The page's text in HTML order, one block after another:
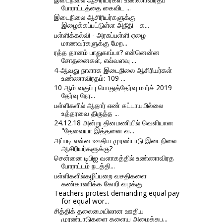
போராட்டத்தை கைவிட ...
இடைநிலை ஆசிரியர்களுக்கு
இழைக்கப்பட்டுள்ள அநீதி - க...
பள்ளிக்கல்வி - அரசுப்பள்ளி ஏழை
மாணவர்களுக்கு மேற...
ரத்த தானம் பாதுகாப்பா? என்னென்ன
சோதனைகள், எவ்வளவு ...
4-ஆவது நாளாக இடைநிலை ஆசிரியர்கள்
உண்ணாவிரதம்: 109 ...
10 ஆம் வகுப்பு பொதுத்தேர்வு மார்ச் 2019
தேர்வு நேர...
பள்ளிகளில் ஆதார் எண் கட்டாயமில்லை
உத்தரவை திருத்த ...
24.12.18 அன்று தினமணியில் வெளியான
"தேவையா இத்தனை வ...
அப்படி என்ன ஊதிய முரண்பாடு இடைநிலை
ஆசிரியர்களுக்கு?
சென்னை டிபிஐ வளாகத்தில் உண்ணாவிரத
போராட்டம் நடத்தி...
பள்ளிகளில்கழிப்பறை வசதிகளை
கண்காணிக்க கோரி வழக்கு
Teachers protest demanding equal pay
for equal wor...
சித்திக் தலைமையிலான ஊதிய
முரண்பாடுகளை களைய அமைக்கப...